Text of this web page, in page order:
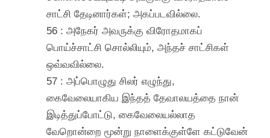
சாட்சி தேடினார்கள்; அகப்படவில்லை.
56 : அநேகர் அவருக்கு விரோதமாகப்
பொய்ச்சாட்சி சொல்லியும், அந்தச் சாட்சிகள்
ஒவ்வவில்லை.
57 : அப்பொழுது சிலர் எழுந்து,
கைவேலையாகிய இந்தத் தேவாலயத்தை நான்
இடித்துப்போட்டு, கைவேலையல்லாத
வேறொன்றை மூன்று நாளைக்குள்ளே கட்டுவேன்